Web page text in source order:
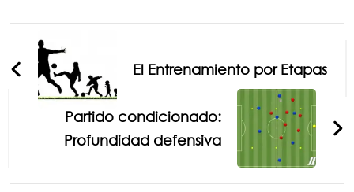
Navegación
de
entradas
El Entrenamiento por Etapas
Partido condicionado:
Profundidad defensiva